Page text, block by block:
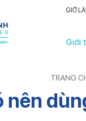
GIỜ
Giới
TRANG
nên